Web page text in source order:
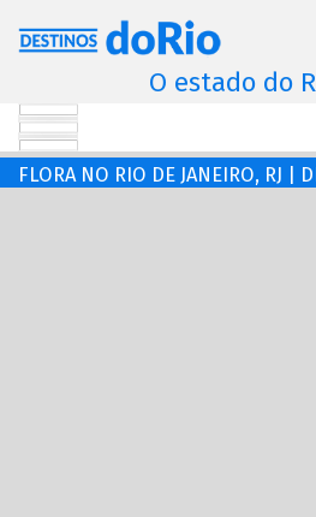
O estado do
FLORA NO RIO DE JANEIRO, RJ |